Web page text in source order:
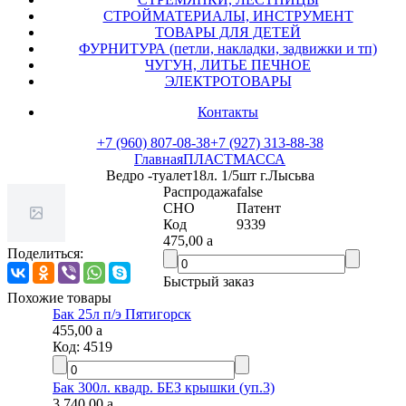
СТРОЙМАТЕРИАЛЫ, ИНСТРУМЕНТ
ТОВАРЫ ДЛЯ ДЕТЕЙ
ФУРНИТУРА (петли, накладки, задвижки и тп)
ЧУГУН, ЛИТЬЕ ПЕЧНОЕ
ЭЛЕКТРОТОВАРЫ
Контакты
+7 (960) 807-08-38+7 (927) 313-88-38
ГлавнаяПЛАСТМАССА
Ведро -туалет18л. 1/5шт г.Лысьва
Поделиться:
Распродажаfalse
СНО
Патент
Код
9339
475,00a
Быстрый заказ
Похожие товары
Бак 25л п/э Пятигорск
455,00a
Код:4519
Бак 300л. квадр. БЕЗ крышки (уп.3)